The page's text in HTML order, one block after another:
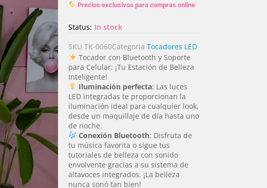
Precios exclusivos para compras online
Status: In stock
SKU TK-0060Categoria Tocadores LED
Tocador con Bluetooth y Soporte
para Celular: ¡Tu Estación de Belleza
Inteligente!
Iluminación perfecta: Las luces
LED integradas te proporcionan la
iluminación ideal para cualquier look,
desde un maquillaje de día hasta uno
de noche.
Conexión Bluetooth: Disfruta de
tu música favorita o sigue tus
tutoriales de belleza con sonido
envolvente gracias a su sistema de
altavoces integrados. ¡La belleza
nunca sonó tan bien!